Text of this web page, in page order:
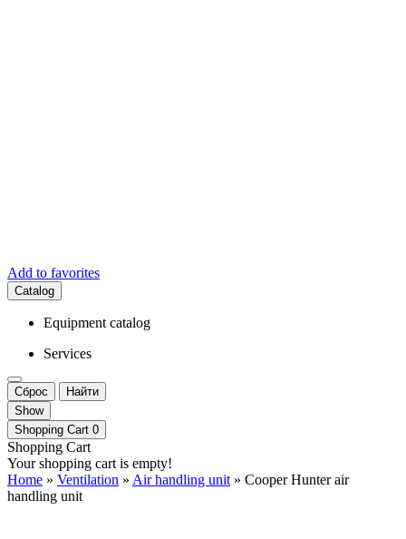
Add to favorites
Catalog
Equipment catalog
Services
Сброс
Найти
Show
Shopping Cart 0
Shopping Cart
Your shopping cart is empty!
Home » Ventilation » Air handling unit » Cooper Hunter air
handling unit